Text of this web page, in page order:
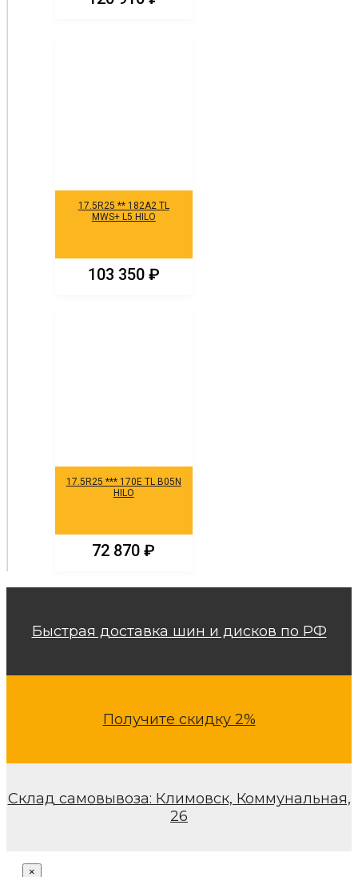
17.5R25 ** 182A2 TL
MWS+ L5 HILO
103 350 ₽
17.5R25 *** 170E TL B05N
HILO
72 870₽
Быстрая доставка шин и дисков по РФ
Получите скидку 2%
Склад самовывоза: Климовск, Коммунальная,
26
×